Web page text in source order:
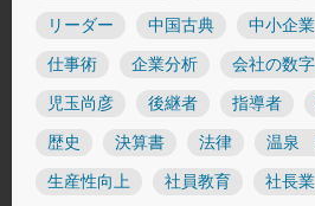
リーダー 中国古典 中小企業
仕事術 企業分析 会社の数字
児玉尚彦 後継者 指導者
歴史 決算書 法律 温泉
生産性向上 社員教育 社長業